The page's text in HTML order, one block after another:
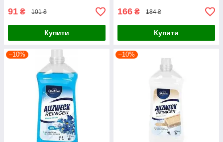
91 ₴ 101 ₴
Купити
166 ₴ 184 ₴
Купити
–10% –10%